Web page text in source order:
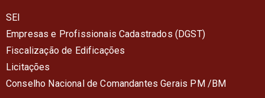
SEI
Empresas e Profissionais Cadastrados (DGST)
Fiscalização de Edificações
Licitações
Conselho Nacional de Comandantes Gerais PM /BM